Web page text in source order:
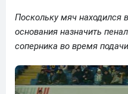
Поскольку мяч находился
основания назначить
соперника во время